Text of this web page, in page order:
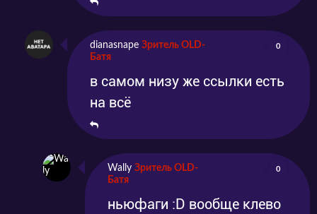
dianasnape Зритель OLD-
Батя
0
в самом низу же ссылки есть
на всё
Wally Зритель OLD-
Батя
0
ньюфаги :D вообще клево